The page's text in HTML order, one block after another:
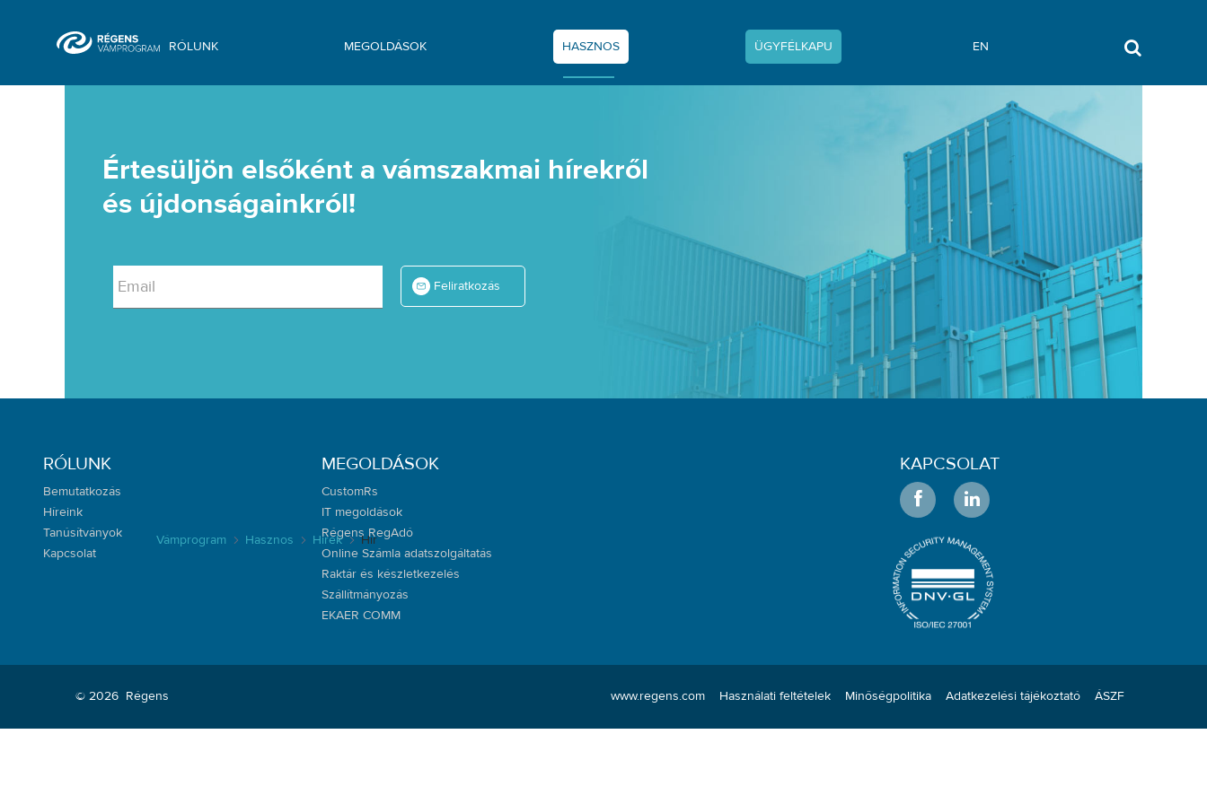
RÓLUNK MEGOLDÁSOK HASZNOS ÜGYFÉLKAPU EN
Vámprogram Hasznos Hírek Hír
Értesüljön elsőként a vámszakmai hírekről
és újdonságainkról!
Email Feliratkozás
RÓLUNK
Bemutatkozás
Híreink
Tanúsítványok
Kapcsolat
MEGOLDÁSOK
CustomRs
IT megoldások
Régens RegAdó
Online Számla adatszolgáltatás
Raktár és készletkezelés
Szállítmányozás
EKAER COMM
KAPCSOLAT
© 2026 Régens www.regens.com Használati feltételek Minőségpolitika Adatkezelési tájékoztató ÁSZF